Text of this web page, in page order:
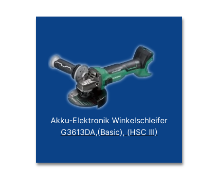
Akku-Elektronik Winkelschleifer
G3613DA,(Basic), (HSC III)